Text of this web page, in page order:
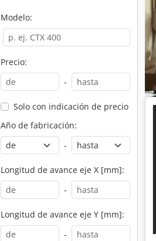
Modelo:
Precio:
-
Solo con indicación de precio
Año de fabricación:
-
Longitud de avance eje X [mm]:
-
Longitud de avance eje Y [mm]:
-